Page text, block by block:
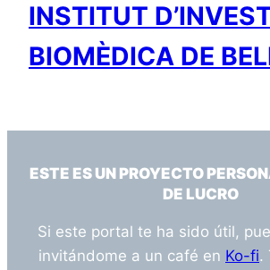
INSTITUT
BIOMÈDICA DE
ESTE ES UN PROYECTO
DE LUCRO
Si este portal te ha sido útil,
invitándome a un café en Ko-fi.